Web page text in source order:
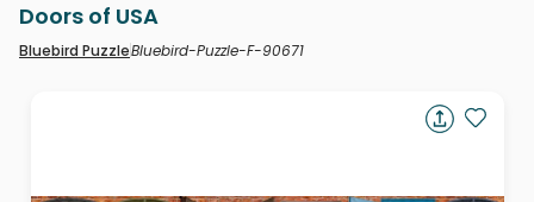
Doors of USA
Bluebird PuzzleBluebird-Puzzle-F-90671